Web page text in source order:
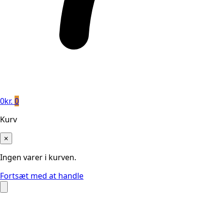
0kr. 0
Kurv
×
Ingen varer i kurven.
Fortsæt med at handle